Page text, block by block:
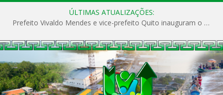
ÚLTIMAS ATUALIZAÇÕES:
Prefeito Vivaldo Mendes e vice-prefeito Quito inauguram o CAPS e fortalecem a saúde pública em Anajás.